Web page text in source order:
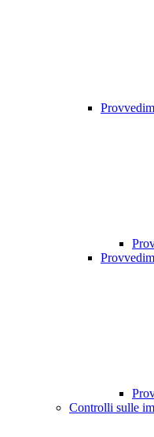
Controlli sulle